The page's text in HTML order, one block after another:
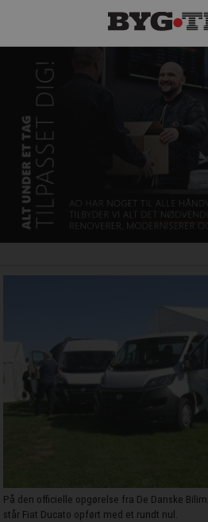
På den officielle opgørelse fra De Danske
står Fiat Ducato opført med et rundt nul.